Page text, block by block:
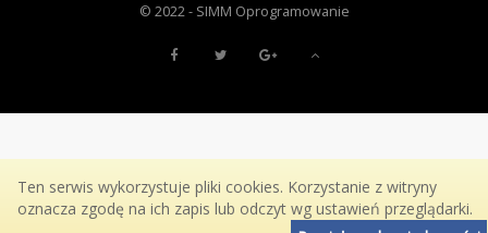
Ten serwis wykorzystuje pliki cookies. Korzystanie z witryny
oznacza zgodę na ich zapis lub odczyt wg ustawień przeglądarki.
© 2022 - SIMM Oprogramowanie